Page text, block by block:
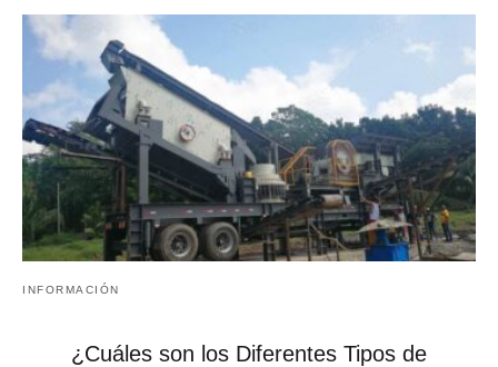
INFORMACIÓN
¿Cuáles son los Diferentes Tipos de